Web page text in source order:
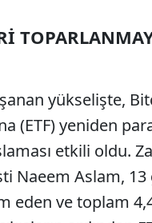
yükselişte,
(ETF) yeniden
etkili oldu.
Naeem Aslam, 13
eden ve toplam